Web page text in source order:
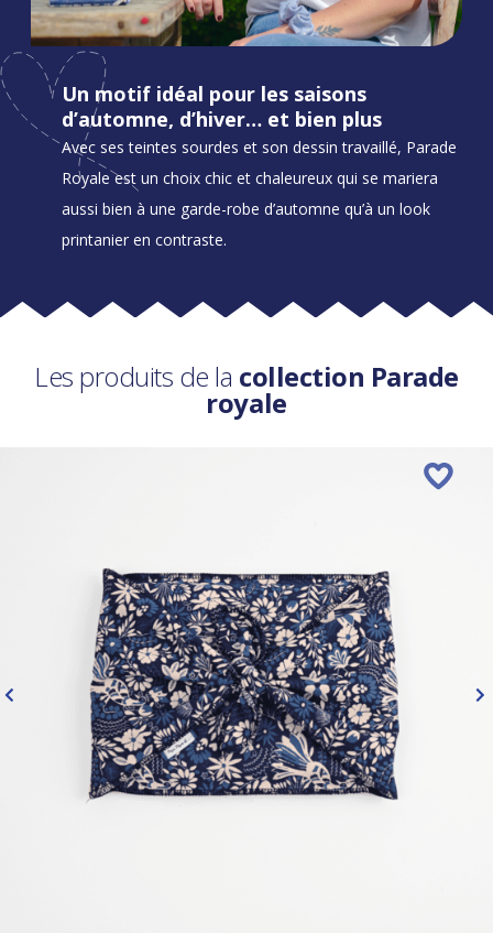
Un motif idéal pour les saisons
d’automne, d’hiver… et bien plus
Avec ses teintes sourdes et son dessin travaillé, Parade
Royale est un choix chic et chaleureux qui se mariera
aussi bien à une garde-robe d’automne qu’à un look
printanier en contraste.
Les produits de la collection Parade
royale